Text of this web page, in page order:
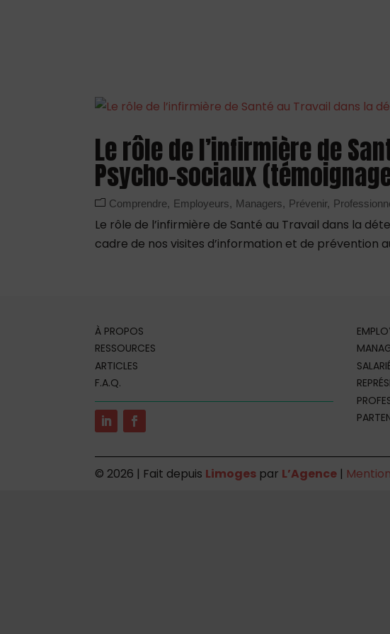
Le rôle de l’infirmière de
Psycho-sociaux
Comprendre Employeurs Managers Prévenir
Le rôle de l’infirmière de Santé au Travail dans la
cadre de nos visites d’information et de prévention
À PROPOS
RESSOURCES
ARTICLES
F.A.Q.
© 2026 | Fait depuis Limoges par L’Agence |